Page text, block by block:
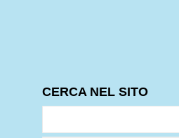
CERCA NEL SITO